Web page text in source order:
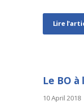
Lire
Le BO à
10 April 2018